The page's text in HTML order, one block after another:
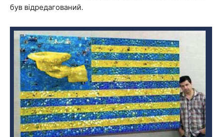
був відредагований.